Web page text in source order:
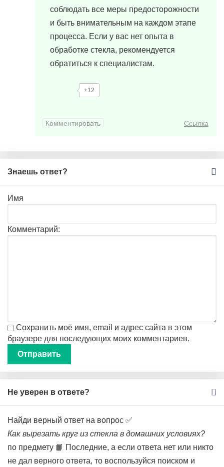
соблюдать все меры предосторожности
и быть внимательным на каждом этапе
процесса. Если у вас нет опыта в
обработке стекла, рекомендуется
обратиться к специалистам.
+12
Комментировать Ссылка
Знаешь ответ?
Имя
Комментарий:
Сохранить моё имя, email и адрес сайта в этом
браузере для последующих моих комментариев.
Не уверен в ответе?
Найди верный ответ на вопрос ✅
Как вырезать круг из стекла в домашних условиях?
по предмету 📙 Последние, а если ответа нет или никто
не дал верного ответа, то воспользуйся поиском и